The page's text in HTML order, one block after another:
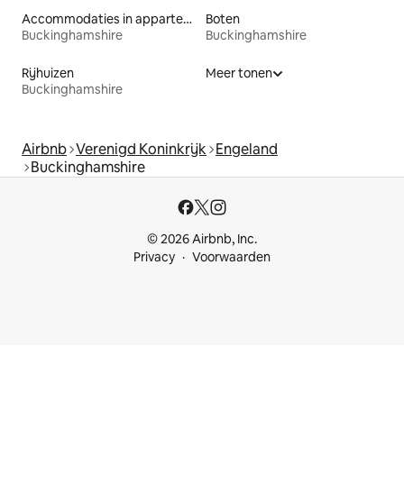
Accommodaties in appartementen met diensten
Buckinghamshire
Boten
Buckinghamshire
Rijhuizen
Buckinghamshire
Meer tonen
Airbnb Verenigd Koninkrijk Engeland
Buckinghamshire
© 2026 Airbnb, Inc.
Privacy
Voorwaarden